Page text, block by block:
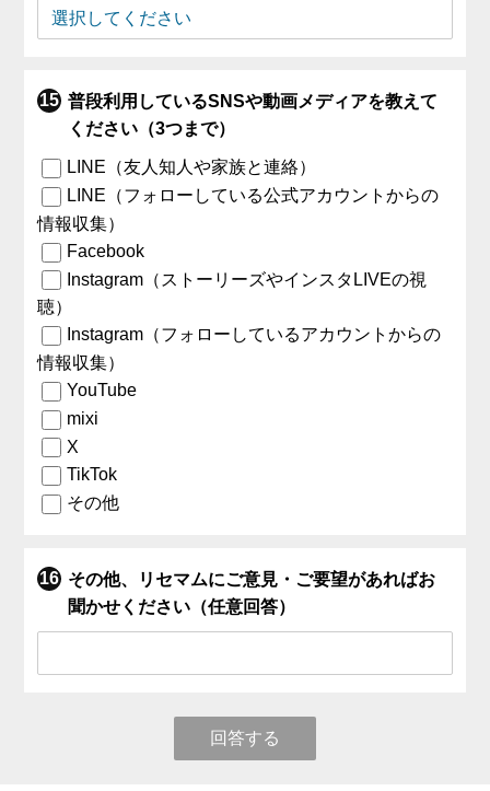
普段利用しているSNSや動画メディアを教えて
ください（3つまで）
LINE（友人知人や家族と連絡）
LINE（フォローしている公式アカウントからの
情報収集）
Facebook
Instagram（ストーリーズやインスタLIVEの視
聴）
Instagram（フォローしているアカウントからの
情報収集）
YouTube
mixi
X
TikTok
その他
その他、リセマムにご意見・ご要望があればお
聞かせください（任意回答）
回答する